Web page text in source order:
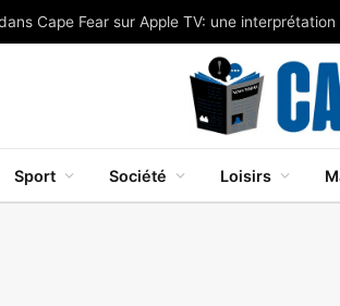
Sport Société Loisirs